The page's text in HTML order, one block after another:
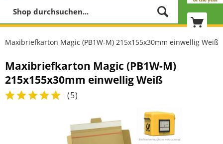
Maxibriefkarton Magic (PB1W-M) 215x155x30mm einwellig Weiß
Maxibriefkarton Magic (PB1W-M)
215x155x30mm einwellig Weiß
(5)